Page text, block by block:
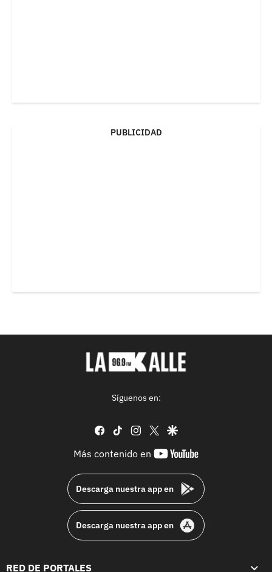
PUBLICIDAD
Síguenos en:
facebook
tiktok instagram
twittergoogle
Más contenido en
youtube-
Descarga nuestra app en
Descarga nuestra app en
RED DE PORTALES